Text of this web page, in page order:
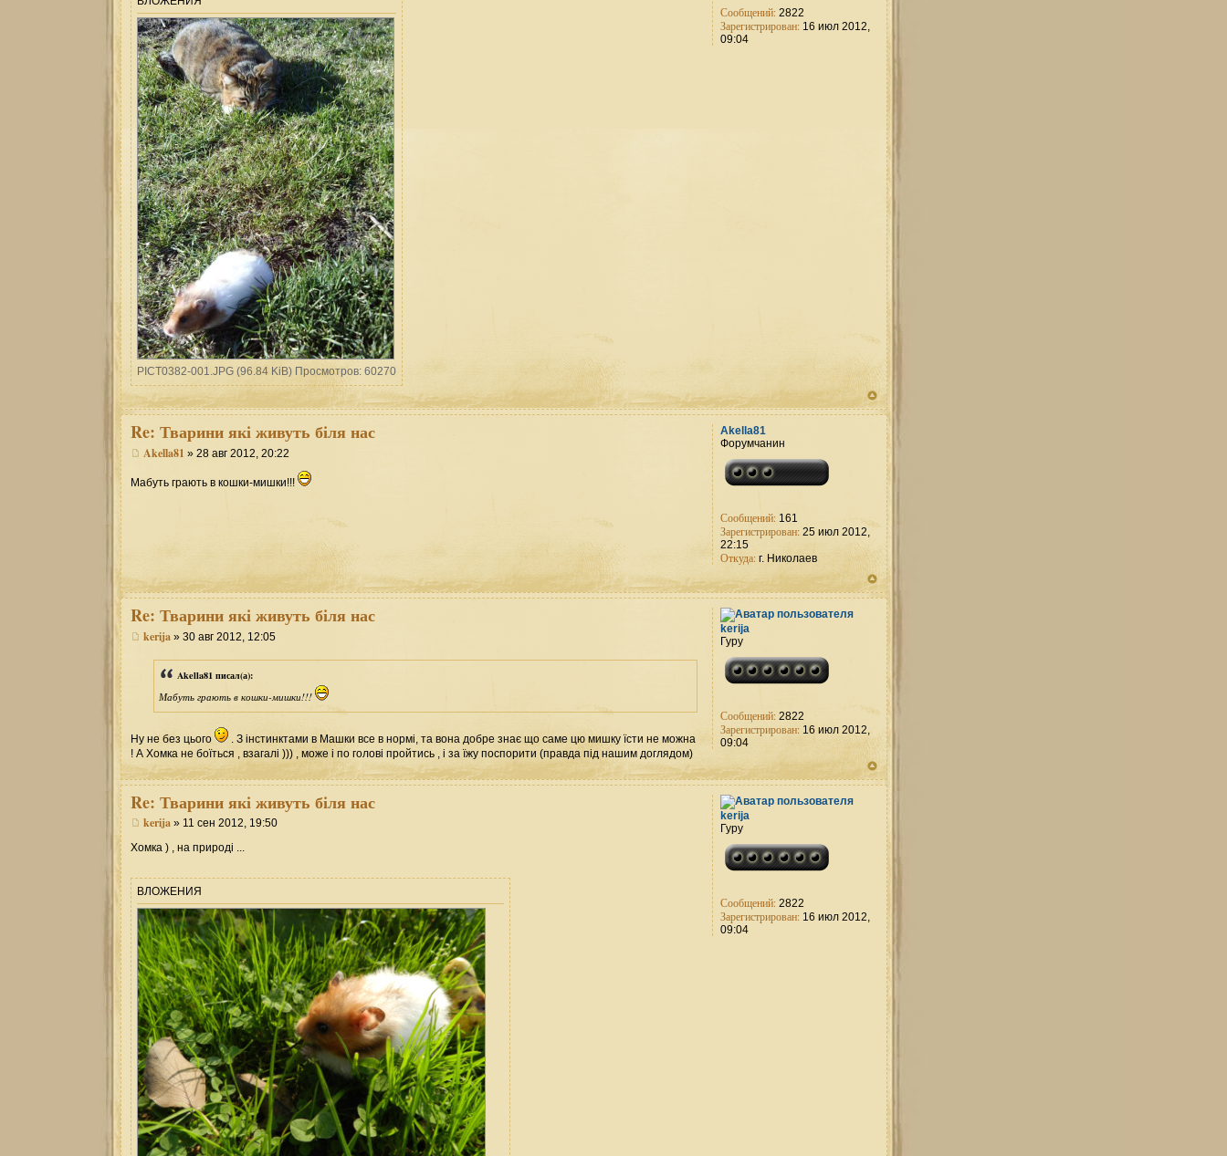
PICT0382-001.JPG (96.84 KiB) Просмотров: 60270
Сообщений: 2822
Зарегистрирован: 16 июл 2012,
09:04
Re: Тварини які живуть біля нас
Akella81 » 28 авг 2012, 20:22
Мабуть грають в кошки-мишки!!!
Akella81
Форумчанин
Сообщений: 161
Зарегистрирован: 25 июл 2012,
22:15
Откуда: г. Николаев
Re: Тварини які живуть біля нас
kerija » 30 авг 2012, 12:05
Akella81 писал(а):
Мабуть грають в кошки-мишки!!!
Ну не без цього
. З інстинктами в Машки все в нормі, та вона добре знає що саме цю мишку їсти не можна
! А Хомка не боїться , взагалі ))) , може і по голові пройтись , і за їжу поспорити (правда під нашим доглядом)
kerija
Гуру
Сообщений: 2822
Зарегистрирован: 16 июл 2012,
09:04
Re: Тварини які живуть біля нас
kerija » 11 сен 2012, 19:50
Хомка ) , на природі ...
ВЛОЖЕНИЯ
kerija
Гуру
Сообщений: 2822
Зарегистрирован: 16 июл 2012,
09:04